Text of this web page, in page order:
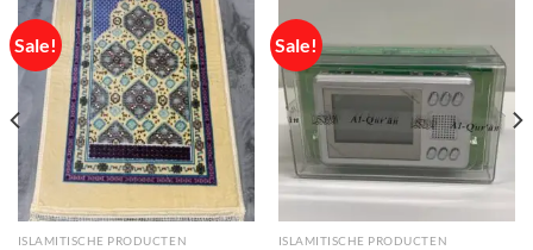
Sale!
ISLAMITISCHE PRODUCTEN
Sale!
ISLAMITISCHE PRODUCTEN